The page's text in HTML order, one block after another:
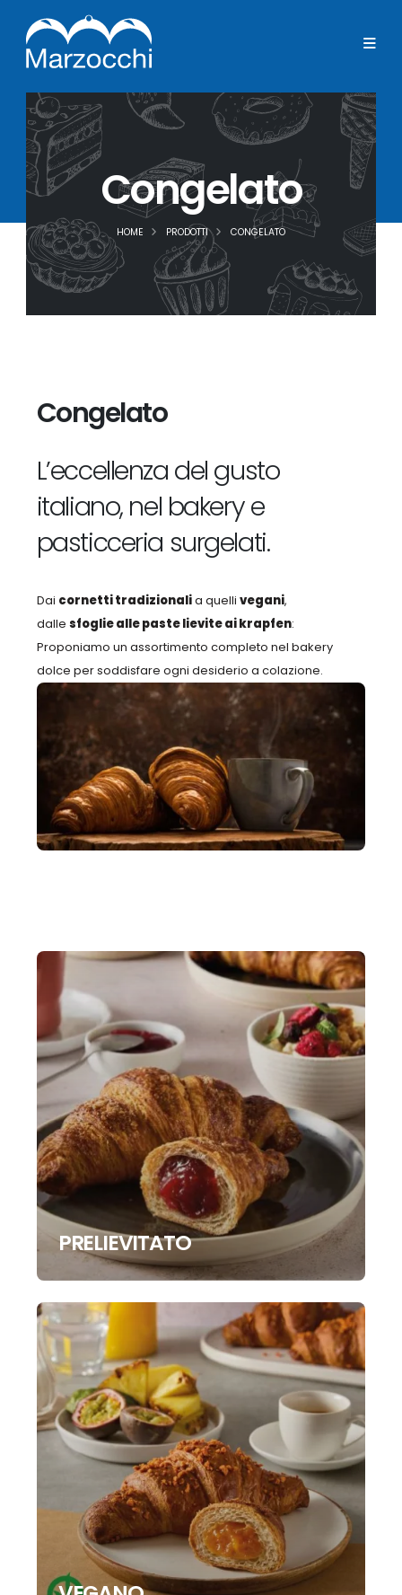
Congelato
HOME PRODOTTI CONGELATO
Congelato
L’eccellenza del gusto
italiano, nel bakery e
pasticceria surgelati.
Dai cornetti tradizionalia quelli vegani,
dalle sfoglie alle paste lievite ai krapfen:
Proponiamo un assortimento completo nel bakery
dolce per soddisfare ogni desiderio a colazione.
PRELIEVITATO